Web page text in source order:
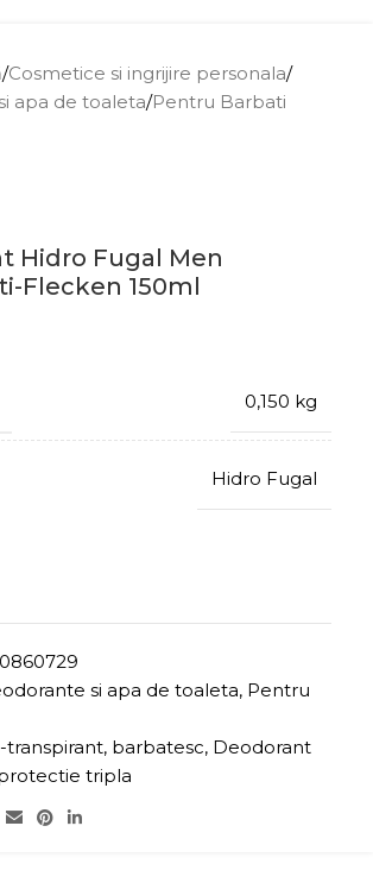
/Cosmetice si ingrijire personala/
apa de toaleta/Pentru Barbati
Hidro Fugal Men
Flecken 150ml
0,150 kg
Hidro Fugal
si apa de toaleta, Pentru
transpirant, barbatesc, Deodorant
tripla